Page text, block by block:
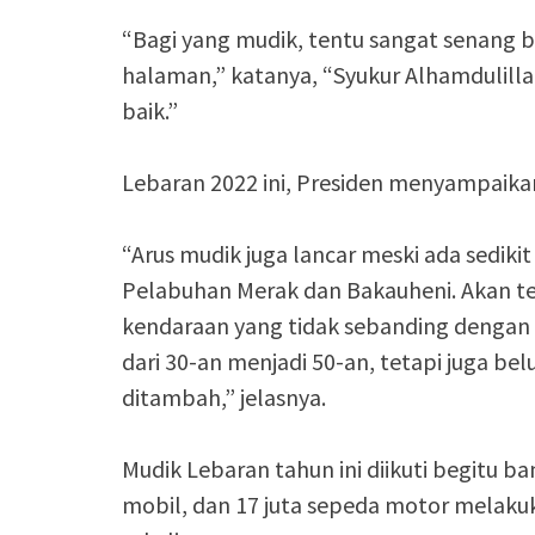
“Bagi yang mudik, tentu sangat
halaman,” katanya, “Syukur
baik.”
Lebaran 2022 ini, Presiden
“Arus mudik juga lancar meski ada
Pelabuhan Merak dan Bakauheni.
kendaraan yang tidak sebanding
dari 30-an menjadi 50-an, tetapi juga
ditambah,” jelasnya.
Mudik Lebaran tahun ini diikuti begitu
mobil, dan 17 juta sepeda motor